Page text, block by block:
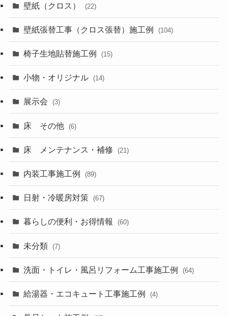
壁紙（クロス） (22)
壁紙張替工事（クロス張替）施工例 (104)
椅子生地貼替施工例 (15)
小物・オリジナル (14)
展示会 (3)
床 その他 (6)
床 メンテナンス・補修 (21)
内装工事施工例 (89)
日射・冷暖房対策 (67)
暮らしの便利・お得情報 (60)
未分類 (7)
洗面・トイレ・風呂リフォーム工事施工例 (64)
給湯器・エコキュート工事施工例 (4)